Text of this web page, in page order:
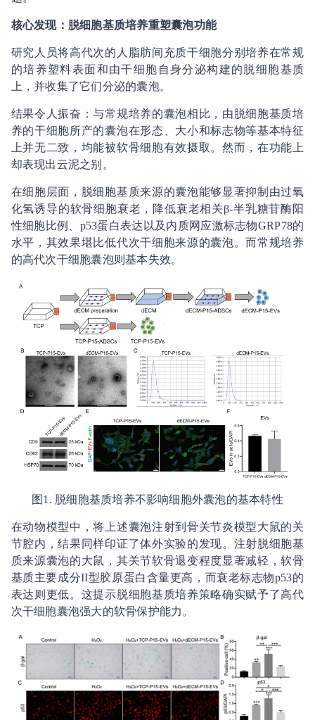
核心发现：脱细胞基质培养重塑囊泡功能
研究人员将高代次的人脂肪间充质干细胞分别培养在常规
的培养塑料表面和由干细胞自身分泌构建的脱细胞基质
上，并收集了它们分泌的囊泡。
结果令人振奋：与常规培养的囊泡相比，由脱细胞基质培
养的干细胞所产的囊泡在形态、大小和标志物等基本特征
上并无二致，均能被软骨细胞有效摄取。然而，在功能上
却表现出云泥之别。
在细胞层面，脱细胞基质来源的囊泡能够显著抑制由过氧
化氢诱导的软骨细胞衰老，降低衰老相关β-半乳糖苷酶阳
性细胞比例、p53蛋白表达以及内质网应激标志物GRP78的
水平，其效果堪比低代次干细胞来源的囊泡。而常规培养
的高代次干细胞囊泡则基本失效。
图1. 脱细胞基质培养不影响细胞外囊泡的基本特性
在动物模型中，将上述囊泡注射到骨关节炎模型大鼠的关
节腔内，结果同样印证了体外实验的发现。注射脱细胞基
质来源囊泡的大鼠，其关节软骨退变程度显著减轻，软骨
基质主要成分II型胶原蛋白含量更高，而衰老标志物p53的
表达则更低。这提示脱细胞基质培养策略确实赋予了高代
次干细胞囊泡强大的软骨保护能力。